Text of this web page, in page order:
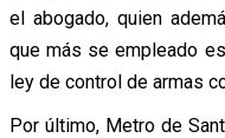
el abogado, quien
que más se empleado
ley de control de armas
Por último, Metro de